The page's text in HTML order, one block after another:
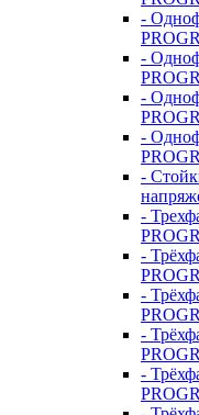
-
-
-
-
-
-
-
-
-
-